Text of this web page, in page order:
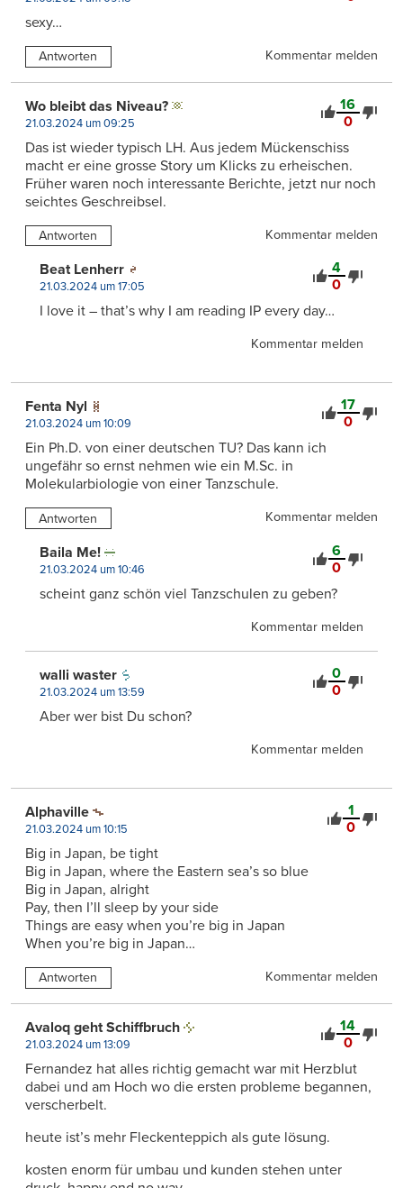
sexy…
Antworten Kommentar melden
16
0
Wo bleibt das Niveau?
21.03.2024 um 09:25
Das ist wieder typisch LH. Aus jedem Mückenschiss
macht er eine grosse Story um Klicks zu erheischen.
Früher waren noch interessante Berichte, jetzt nur noch
seichtes Geschreibsel.
Antworten Kommentar melden
4
0
Beat Lenherr
21.03.2024 um 17:05
I love it – that’s why I am reading IP every day…
Kommentar melden
17
0
Fenta Nyl
21.03.2024 um 10:09
Ein Ph.D. von einer deutschen TU? Das kann ich
ungefähr so ernst nehmen wie ein M.Sc. in
Molekularbiologie von einer Tanzschule.
Antworten Kommentar melden
6
0
Baila Me!
21.03.2024 um 10:46
scheint ganz schön viel Tanzschulen zu geben?
Kommentar melden
0
0
walli waster
21.03.2024 um 13:59
Aber wer bist Du schon?
Kommentar melden
1
0
Alphaville
21.03.2024 um 10:15
Big in Japan, be tight
Big in Japan, where the Eastern sea’s so blue
Big in Japan, alright
Pay, then I’ll sleep by your side
Things are easy when you’re big in Japan
When you’re big in Japan…
Antworten Kommentar melden
14
0
Avaloq geht Schiffbruch
21.03.2024 um 13:09
Fernandez hat alles richtig gemacht war mit Herzblut
dabei und am Hoch wo die ersten probleme begannen,
verscherbelt.
heute ist’s mehr Fleckenteppich als gute lösung.
kosten enorm für umbau und kunden stehen unter